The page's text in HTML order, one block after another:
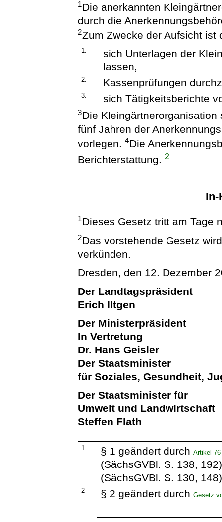
1Die anerkannten
durch die
2Zum Zwecke der Aufsicht ist
1.
sich Unterlagen der
lassen,
2. Kassenprüfungen
3. sich Tätigkeitsberichte
3Die
fünf Jahren der
vorlegen.4Die
Berichterstattung. 2
In-
1Dieses Gesetz tritt am Tage
2Das vorstehende Gesetz
verkünden.
Dresden, den 12. Dezember
Der Landtagspräsident
Erich Iltgen
Der Ministerpräsident
In Vertretung
Dr. Hans Geisler
Der Staatsminister
für Soziales, Gesundheit,
Der Staatsminister für
Umwelt und Landwirtschaft
Steffen Flath
1 § 1 geändert durchArtikel
(SächsGVBl. S. 138,
(SächsGVBl. S. 130, 148)
2 § 2 geändert durchGesetz